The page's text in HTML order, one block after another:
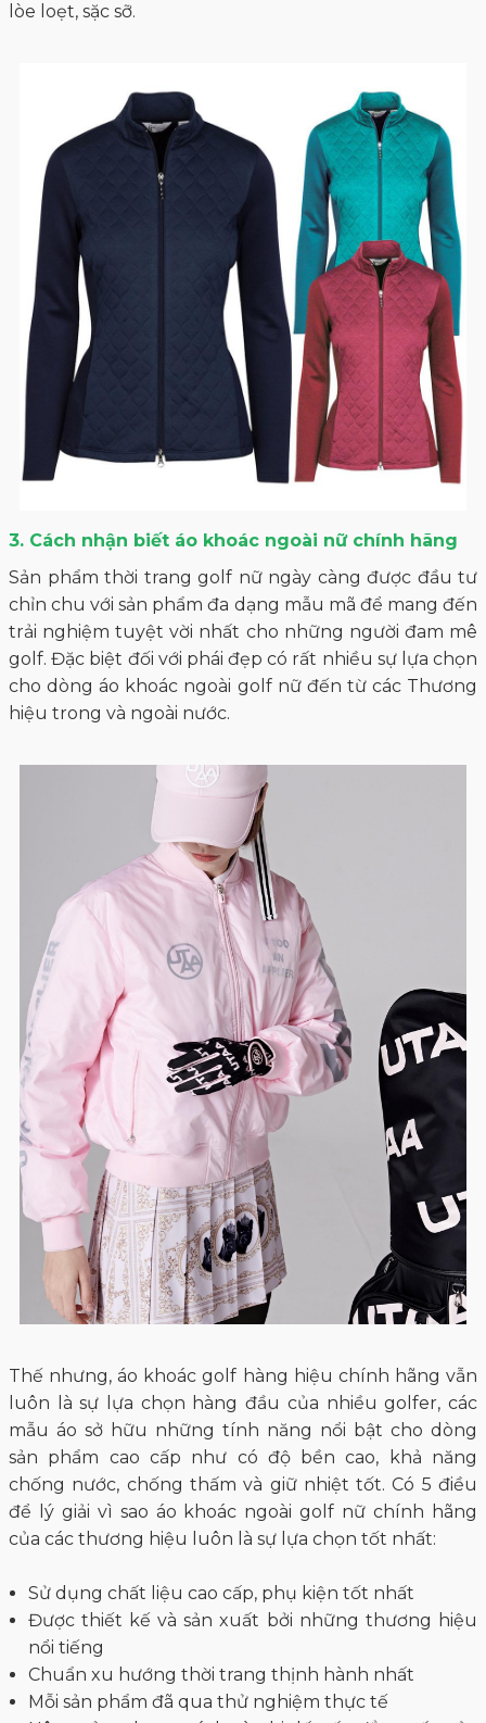
lòe loẹt, sặc sỡ.
3. Cách nhận biết áo khoác ngoài nữ chính hãng
Sản phẩm thời trang golf nữ ngày càng được đầu tư
chỉn chu với sản phẩm đa dạng mẫu mã để mang đến
trải nghiệm tuyệt vời nhất cho những người đam mê
golf. Đặc biệt đối với phái đẹp có rất nhiều sự lựa chọn
cho dòng áo khoác ngoài golf nữ đến từ các Thương
hiệu trong và ngoài nước.
Thế nhưng, áo khoác golf hàng hiệu chính hãng vẫn
luôn là sự lựa chọn hàng đầu của nhiều golfer, các
mẫu áo sở hữu những tính năng nổi bật cho dòng
sản phẩm cao cấp như có độ bền cao, khả năng
chống nước, chống thấm và giữ nhiệt tốt. Có 5 điều
để lý giải vì sao áo khoác ngoài golf nữ chính hãng
của các thương hiệu luôn là sự lựa chọn tốt nhất:
Sử dụng chất liệu cao cấp, phụ kiện tốt nhất
Được thiết kế và sản xuất bởi những thương hiệu
nổi tiếng
Chuẩn xu hướng thời trang thịnh hành nhất
Mỗi sản phẩm đã qua thử nghiệm thực tế